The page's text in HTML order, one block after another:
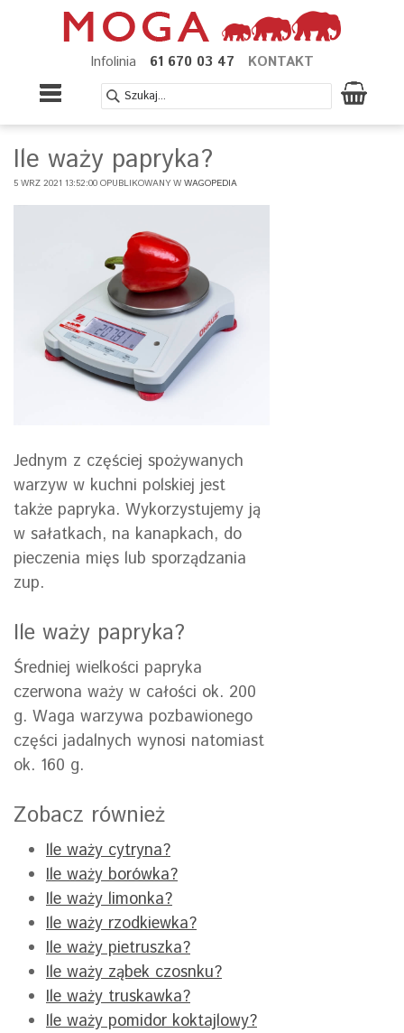
Infolinia 61 670 03 47 KONTAKT
Ile waży papryka?
5 WRZ 2021 13:52:00 OPUBLIKOWANY W WAGOPEDIA
Jednym z częściej spożywanych
warzyw w kuchni polskiej jest
także papryka. Wykorzystujemy ją
w sałatkach, na kanapkach, do
pieczenia mięs lub sporządzania
zup.
Ile waży papryka?
Średniej wielkości papryka
czerwona waży w całości ok. 200
g. Waga warzywa pozbawionego
części jadalnych wynosi natomiast
ok. 160 g.
Zobacz również
Ile waży cytryna?
Ile waży borówka?
Ile waży limonka?
Ile waży rzodkiewka?
Ile waży pietruszka?
Ile waży ząbek czosnku?
Ile waży truskawka?
Ile waży pomidor koktajlowy?